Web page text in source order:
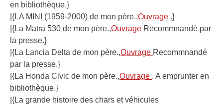
en bibliothèque.}
|{LA MINI (1959-2000) de mon père.,Ouvrage .}
|{La Matra 530 de mon père.,Ouvrage Recommnandé par
la presse.}
|{La Lancia Delta de mon père.,Ouvrage Recommnandé
par la presse.}
|{La Honda Civic de mon père.,Ouvrage . A emprunter en
bibliothèque.}
|{La grande histoire des chars et véhicules